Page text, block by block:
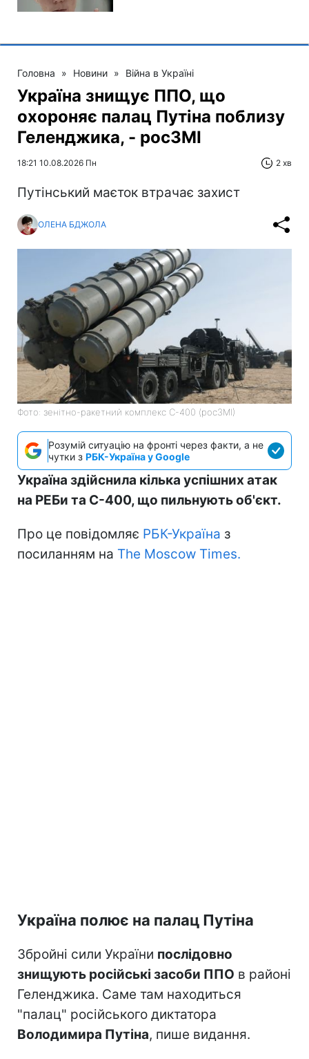
Головна » Новини » Війна в Україні
Україна знищує ППО, що
охороняє палац Путіна поблизу
Геленджика, - росЗМІ
18:21 10.08.2026 Пн 2 хв
Путінський маєток втрачає захист
ОЛЕНА БДЖОЛА
Фото: зенітно-ракетний комплекс С-400 (росЗМІ)
Розумій ситуацію на фронті через факти, а не
чутки з РБК-Україна у Google
Україна здійснила кілька успішних атак
на РЕБи та С-400, що пильнують об'єкт.
Про це повідомляє РБК-Україна з
посиланням на The Moscow Times.
Україна полює на палац Путіна
Збройні сили України послідовно
знищують російські засоби ППО в районі
Геленджика. Саме там находиться
"палац" російського диктатора
Володимира Путіна, пише видання.